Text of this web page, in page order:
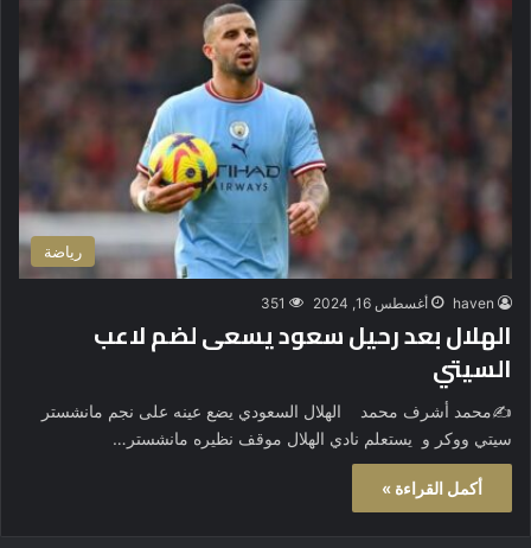
رياضة
haven أغسطس 16, 2024 351
الهلال بعد رحيل سعود يسعى لضم لاعب
السيتي
✍️محمد أشرف محمد الهلال السعودي يضع عينه على نجم مانشستر
سيتي ووكر و يستعلم نادي الهلال موقف نظيره مانشستر…
أكمل القراءة »